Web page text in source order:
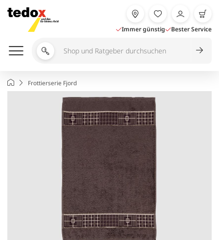
Inhalt
springen
Immer günstig Bester Service
Shop
durchsuchen
StartseiteFrottierserie Fjord